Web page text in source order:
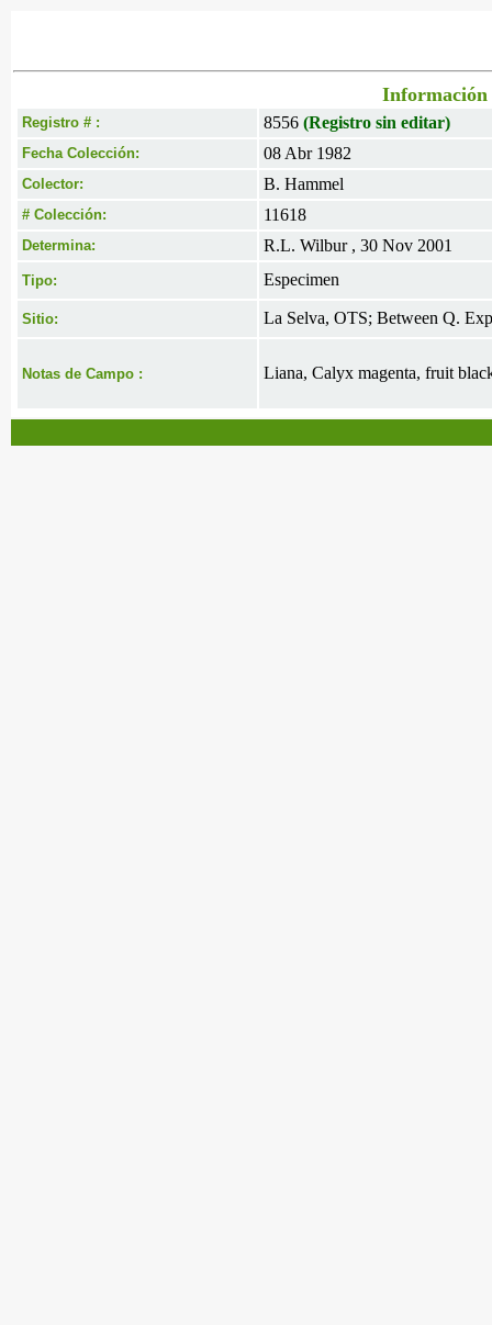
Información
Registro # : 8556 (Registro sin editar)
Fecha Colección: 08 Abr 1982
Colector: B. Hammel
# Colección: 11618
Determina: R.L. Wilbur , 30 Nov 2001
Tipo: Especimen
Sitio: La Selva, OTS; Between Q.
Notas de Campo : Liana, Calyx magenta, fruit